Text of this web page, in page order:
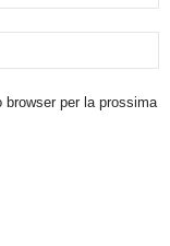
per la prossima